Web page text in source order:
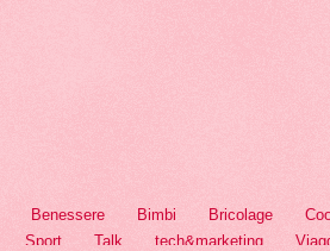
Benessere Bimbi Bricolage
Sport Talk tech&marketing